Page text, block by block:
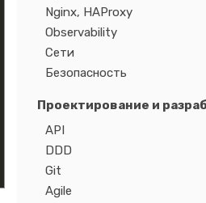
Nginx, HAProxy
Observability
Сети
Безопасность
Проектирование и
API
DDD
Git
Agile